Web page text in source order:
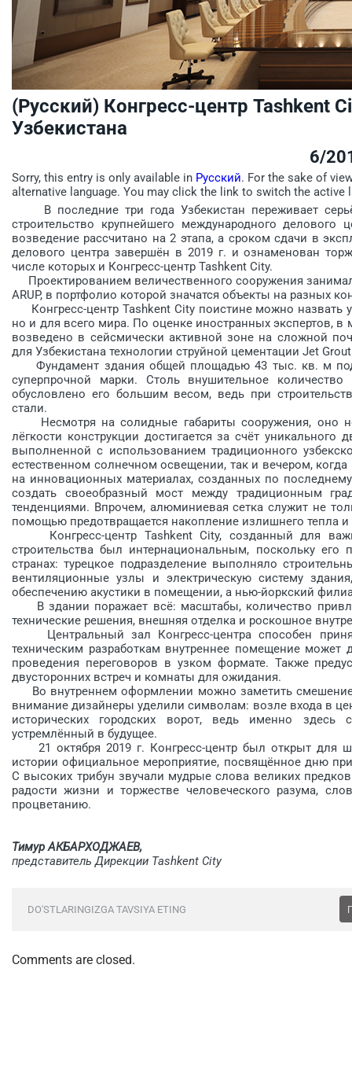
(Русский) Конгресс-центр Tashkent
Узбекистана
6/
Sorry, this entry is only available in Русский. For the sake of
alternative language. You may click the link to switch the active
В последние три года Узбекистан переживает
строительство крупнейшего международного
возведение рассчитано на 2 этапа, а сроком сдачи в
делового центра завершён в 2019 г. и ознаменован
числе которых и Конг­ресс-центр Tashkent City.
Проектированием величественного сооружения
ARUP, в портфолио которой значатся объекты на разных
Конгресс-центр Tashkent City поистине можно назвать
но и для всего мира. По оценке иностранных экспертов,
возведено в сейсмически активной зоне на сложной
для Узбекистана технологии струйной цементации Jet
Фундамент здания общей пло­щадью 43 тыс. кв. м
суперпрочной марки. Столь внушительное
обусловлено его большим весом, ведь при
стали.
Несмотря на солидные габариты сооружения, оно
лёгкости конструкции достигается за счёт
выполненной с использованием традиционного
естественном солнечном освещении, так и вечером,
на инновационных материалах, созданных по
создать своеобразный мост между традиционным
тенденциями. Впрочем, алюминиевая сетка служит не
помощью предотвращается накопление излишнего тепла
Конгресс-центр Tashkent City, ­созданный для
строительства был интернациональным, поскольку
странах: турецкое подразделение выполняло
вентиляционные узлы и элект­рическую систему
обеспечению акустики в помещении, а нью-йоркский
В здании поражает всё: масштабы, количество
технические решения, внешняя отделка и роскошное
Центральный зал Конгресс-цент­ра способен
техническим разработкам внутреннее помещение
проведения переговоров в узком формате. Также
двусторонних встреч и комнаты для ожидания.
Во внутреннем оформлении можно заметить смешение
внимание дизайнеры уделили символам: возле входа в
исторических городских ворот, ведь именно
устремлённый в будущее.
21 октября 2019 г. Конгресс-центр был открыт для
истории официальное мероприятие, посвящённое дню
С высоких трибун звучали муд­рые слова великих
радости жизни и торжестве человеческого разума,
процветанию.
Тимур АКБАРХОДЖАЕВ,
представитель Дирекции Tashkent City
DO'STLARINGIZGA TAVSIYA ETING
Comments are closed.